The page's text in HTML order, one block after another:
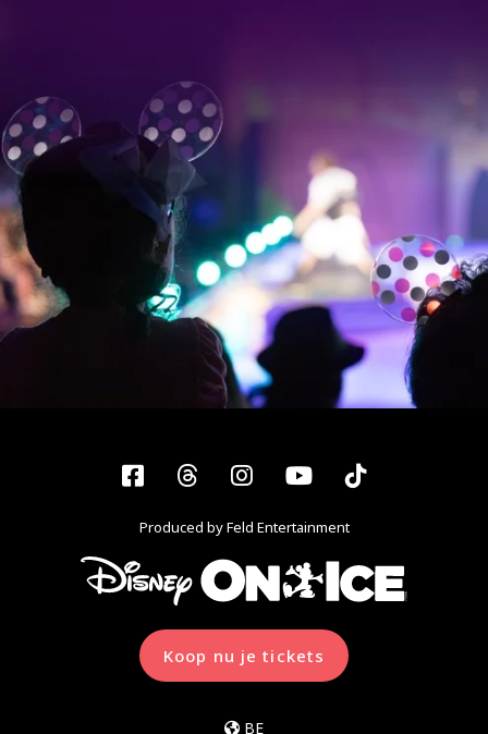
Facebook
ThreadsInstagram
YouTubeTiktok
Produced by Feld Entertainment
Koop nu je tickets
BE